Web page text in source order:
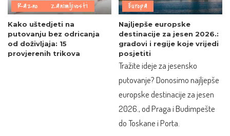
Razno Zanimljivosti
Kako uštedjeti na
putovanju bez odricanja
od doživljaja: 15
provjerenih trikova
Europa
Najljepše europske
destinacije za jesen 2026.:
gradovi i regije koje vrijedi
posjetiti
Tražite ideje za jesensko
putovanje? Donosimo najljepše
europske destinacije za jesen
2026., od Praga i Budimpešte
do Toskane i Porta.